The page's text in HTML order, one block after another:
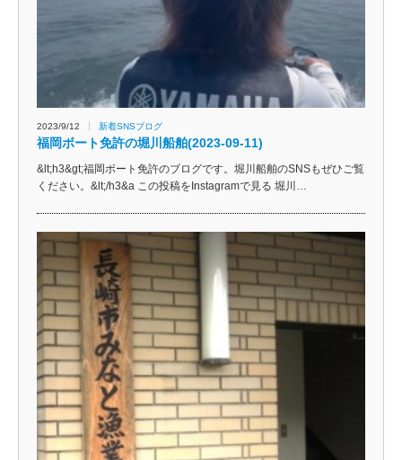
2023/9/12 新着SNSブログ
福岡ボート免許の堀川船舶(2023-09-11)
&lt;h3&gt;福岡ボート免許のブログです。堀川船舶のSNSもぜひご覧
ください。&lt;/h3&a この投稿をInstagramで見る 堀川…